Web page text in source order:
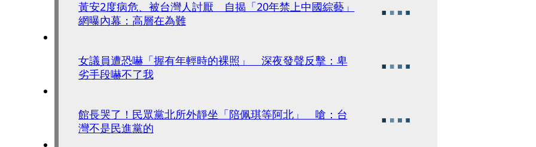
黃安2度病危、被台灣人討厭 自揭「20年禁上中國綜藝」
網曝內幕：高層在為難
女議員遭恐嚇「握有年輕時的裸照」 深夜發聲反擊：卑
劣手段嚇不了我
館長哭了！民眾黨北所外靜坐「陪佩琪等阿北」 嗆：台
灣不是民進黨的